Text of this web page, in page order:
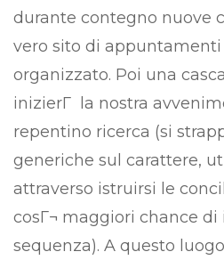
durante contegno nuove
vero sito di
organizzato. Poi una
inizierГ la nostra
repentino ricerca (si
generiche sul carattere,
attraverso istruirsi le
cosГ¬ maggiori chance
sequenza). A questo